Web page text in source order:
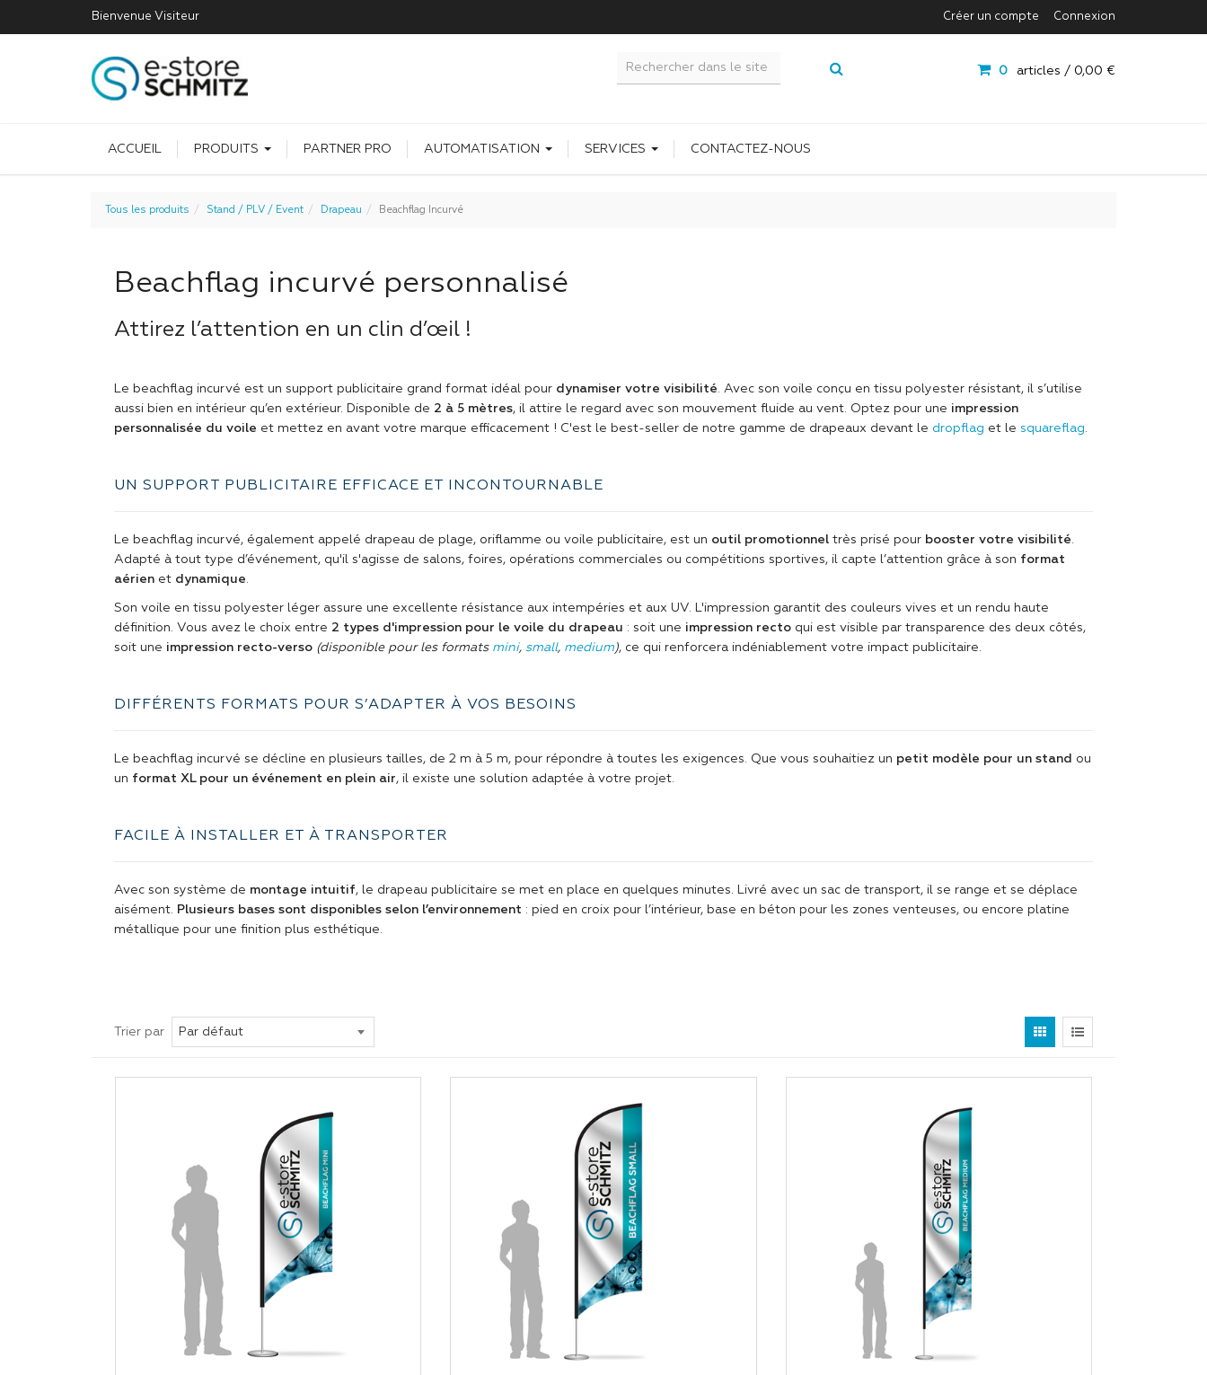
Bienvenue Visiteur Créer un compte Connexion
0 articles / 0,00 €
ACCUEIL PRODUITS PARTNER PRO AUTOMATISATION SERVICES CONTACTEZ-NOUS
Tous les produits Stand / PLV / Event Drapeau Beachflag Incurvé
Beachflag incurvé personnalisé
Attirez l’attention en un clin d’œil !
Le beachflag incurvé est un support publicitaire grand format idéal pour dynamiser votre visibilité . Avec son voile conçu en tissu polyester résistant, il s’utilise
aussi bien en intérieur qu’en extérieur. Disponible de 2 à 5 mètres, il attire le regard avec son mouvement fluide au vent. Optez pour une impression
personnalisée du voile et mettez en avant votre marque efficacement ! C'est le best-seller de notre gamme de drapeaux devant le dropflag et le squareflag
UN SUPPORT PUBLICITAIRE EFFICACE ET INCONTOURNABLE
Le beachflag incurvé, également appelé drapeau de plage, oriflamme ou voile publicitaire, est un outil promotionnel très prisé pour booster votre visibilité
Adapté à tout type d’événement, qu'il s'agisse de salons, foires, opérations commerciales ou compétitions sportives, il capte l’attention grâce à son format
aérien et dynamique
Son voile en tissu polyester léger assure une excellente résistance aux intempéries et aux UV. L'impression garantit des couleurs vives et un rendu haute
définition. Vous avez le choix entre 2 types d'impression pour le voile du drapeau : soit une impression recto qui est visible par transparence des deux côtés,
soit une impression recto-verso (disponible pour les formats mini, small, medium ), ce qui renforcera indéniablement votre impact publicitaire.
DIFFÉRENTS FORMATS POUR S’ADAPTER À VOS BESOINS
Le beachflag incurvé se décline en plusieurs tailles, de 2 m à 5 m, pour répondre à toutes les exigences. Que vous souhaitiez un petit modèle pour un stand ou
un format XL pour un événement en plein air, il existe une solution adaptée à votre projet.
FACILE À INSTALLER ET À TRANSPORTER
Avec son système de montage intuitif, le drapeau publicitaire se met en place en quelques minutes. Livré avec un sac de transport, il se range et se déplace
aisément.
Plusieurs bases sont disponibles selon l’environnement : pied en croix pour l’intérieur, base en béton pour les zones venteuses, ou encore platine
métallique pour une finition plus esthétique.
Trier par